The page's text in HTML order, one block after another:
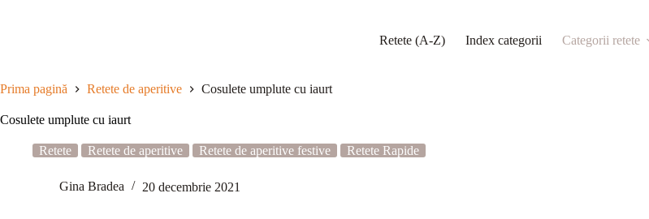
Retete (A-Z) Index categorii Categorii retete
Prima pagină Retete de aperitive Cosulete umplute cu iaurt
Cosulete umplute cu iaurt
Retete Retete de aperitive Retete de aperitive festive Retete Rapide
Gina Bradea 20 decembrie 2021